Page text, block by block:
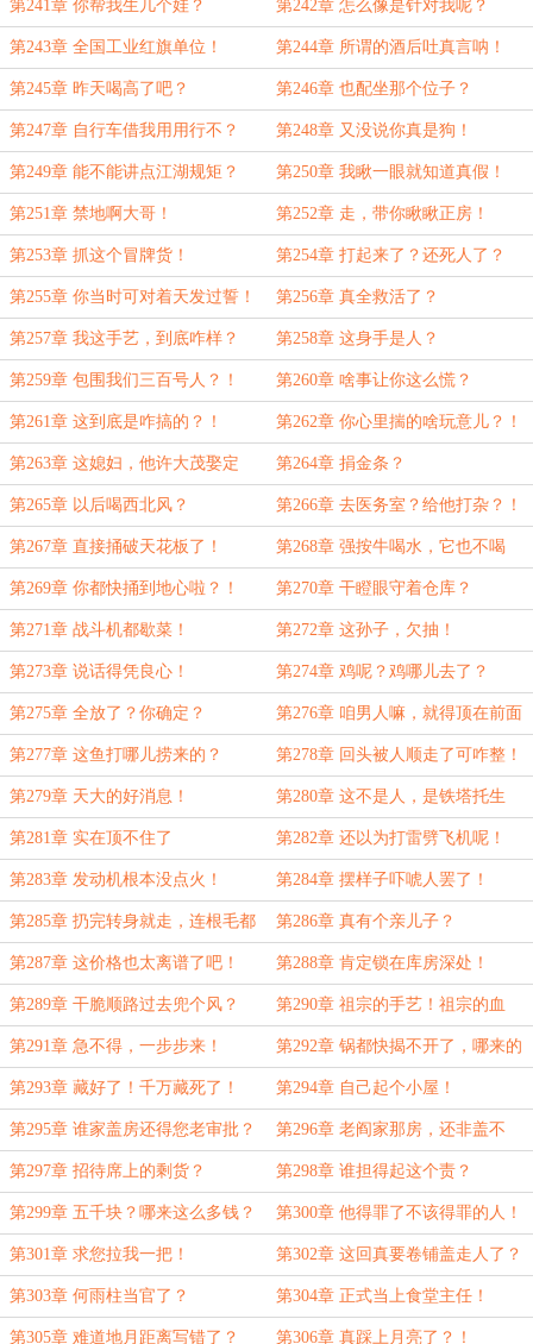
第241章 你帮我生几个娃？ 第242章 怎么像是针对我呢？
第243章 全国工业红旗单位！ 第244章 所谓的酒后吐真言呐！
第245章 昨天喝高了吧？ 第246章 也配坐那个位子？
第247章 自行车借我用用行不？ 第248章 又没说你真是狗！
第249章 能不能讲点江湖规矩？ 第250章 我瞅一眼就知道真假！
第251章 禁地啊大哥！ 第252章 走，带你瞅瞅正房！
第253章 抓这个冒牌货！ 第254章 打起来了？还死人了？
第255章 你当时可对着天发过誓！ 第256章 真全救活了？
第257章 我这手艺，到底咋样？ 第258章 这身手是人？
第259章 包围我们三百号人？！ 第260章 啥事让你这么慌？
第261章 这到底是咋搞的？！ 第262章 你心里揣的啥玩意儿？！
第263章 这媳妇，他许大茂娶定
了！
第264章 捐金条？
第265章 以后喝西北风？ 第266章 去医务室？给他打杂？！
第267章 直接捅破天花板了！ 第268章 强按牛喝水，它也不喝
啊！
第269章 你都快捅到地心啦？！ 第270章 干瞪眼守着仓库？
第271章 战斗机都歇菜！ 第272章 这孙子，欠抽！
第273章 说话得凭良心！ 第274章 鸡呢？鸡哪儿去了？
第275章 全放了？你确定？ 第276章 咱男人嘛，就得顶在前面
啊！
第277章 这鱼打哪儿捞来的？ 第278章 回头被人顺走了可咋整！
第279章 天大的好消息！ 第280章 这不是人，是铁塔托生
的！
第281章 实在顶不住了 第282章 还以为打雷劈飞机呢！
第283章 发动机根本没点火！ 第284章 摆样子吓唬人罢了！
第285章 扔完转身就走，连根毛都
没留下？
第286章 真有个亲儿子？
第287章 这价格也太离谱了吧！ 第288章 肯定锁在库房深处！
第289章 干脆顺路过去兜个风？ 第290章 祖宗的手艺！祖宗的血
脉！
第291章 急不得，一步步来！ 第292章 锅都快揭不开了，哪来的
金子？
第293章 藏好了！千万藏死了！ 第294章 自己起个小屋！
第295章 谁家盖房还得您老审批？ 第296章 老阎家那房，还非盖不
可？
第297章 招待席上的剩货？ 第298章 谁担得起这个责？
第299章 五千块？哪来这么多钱？ 第300章 他得罪了不该得罪的人！
第301章 求您拉我一把！ 第302章 这回真要卷铺盖走人了？
第303章 何雨柱当官了？ 第304章 正式当上食堂主任！
第305章 难道地月距离写错了？ 第306章 真踩上月亮了？！